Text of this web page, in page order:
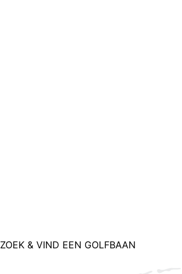
ZOEK & VIND EEN GOLFBAAN